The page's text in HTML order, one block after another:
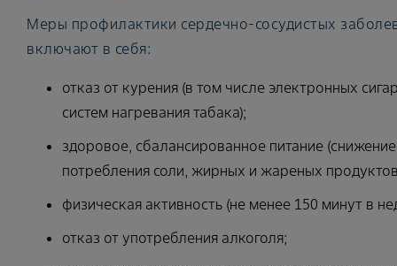
Меры профилактики сердечно-сосудистых
включают в себя:
отказ от курения (в том числе электронных
систем нагревания табака);
здоровое, сбалансированное питание (снижение
потребления соли, жирных и жареных
физическая активность (не менее 150 минут в
отказ от употребления алкоголя;